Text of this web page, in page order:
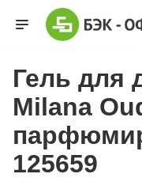
Гель для
Milana
125659